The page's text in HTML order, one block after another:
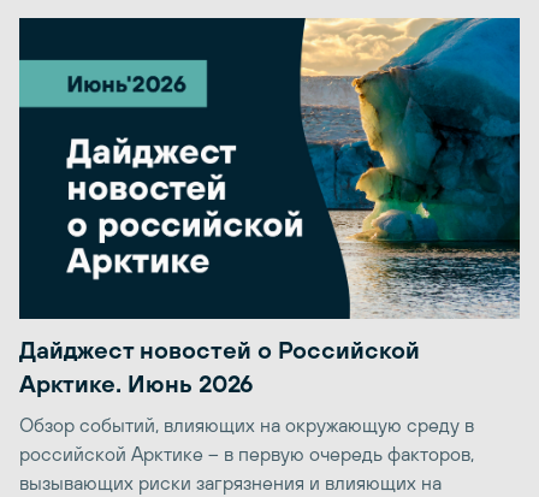
Дайджест новостей о Российской
Арктике. Июнь 2026
Обзор событий, влияющих на окружающую среду в
российской Арктике – в первую очередь факторов,
вызывающих риски загрязнения и влияющих на